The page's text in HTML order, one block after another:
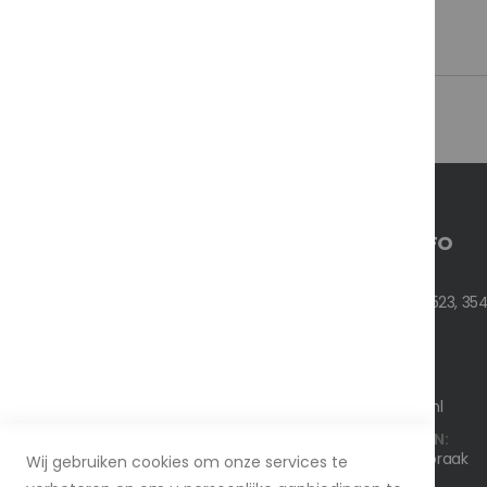
CONTACT INFO
Nedereindseweg 523,
info@bnoservice.nl
WERKDAGEN/UREN:
Ma - Vrij / Op afspraak
Wij gebruiken cookies om onze services te